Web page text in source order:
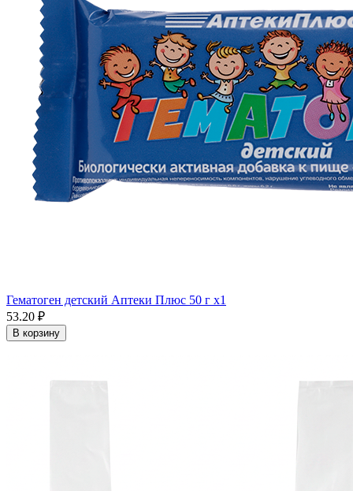
Гематоген детский Аптеки Плюс 50 г x1
53.20 ₽
В корзину